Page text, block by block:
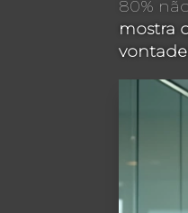
80%
mostra